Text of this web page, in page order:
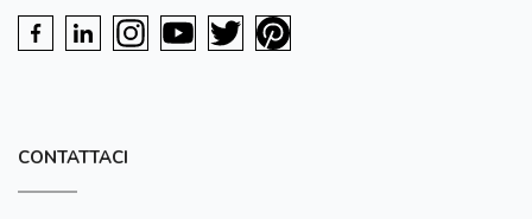
CONTATTACI